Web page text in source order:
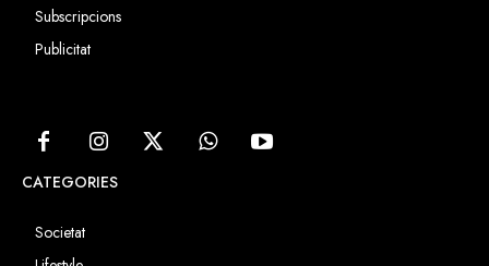
Subscripcions
Publicitat
CATEGORIES
Societat